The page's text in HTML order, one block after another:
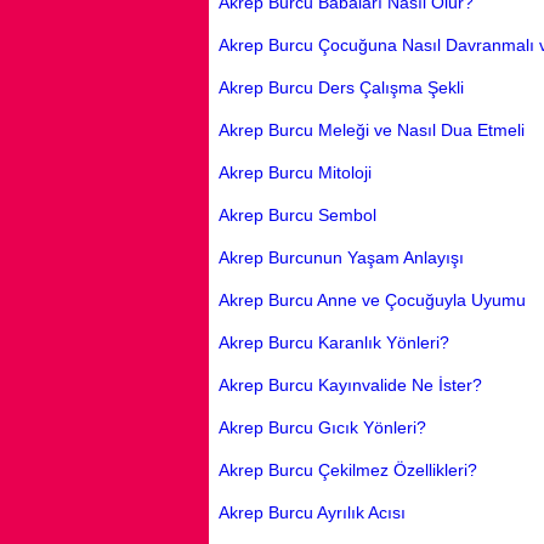
Akrep Burcu Çocuğuna Nasıl Davranmalı
Akrep Burcu Ders Çalışma Şekli
Akrep Burcu Meleği ve Nasıl Dua Etmeli
Akrep Burcu Mitoloji
Akrep Burcu Sembol
Akrep Burcunun Yaşam Anlayışı
Akrep Burcu Anne ve Çocuğuyla Uyumu
Akrep Burcu Karanlık Yönleri?
Akrep Burcu Kayınvalide Ne İster?
Akrep Burcu Gıcık Yönleri?
Akrep Burcu Çekilmez Özellikleri?
Akrep Burcu Ayrılık Acısı